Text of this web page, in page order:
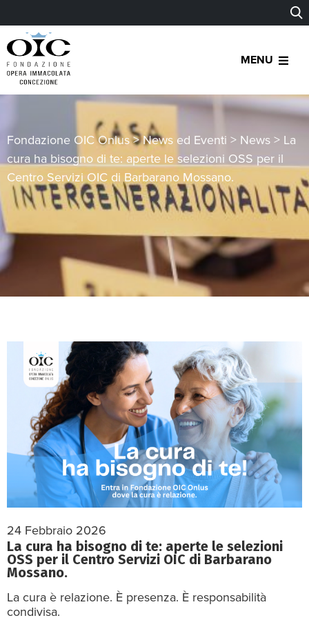
MENU
Fondazione OIC Onlus>News ed Eventi > News > La
cura ha bisogno di te: aperte le selezioni OSS per il
Centro Servizi OIC di Barbarano Mossano.
24 Febbraio 2026
La cura ha bisogno di te: aperte le selezioni
OSS per il Centro Servizi OIC di Barbarano
Mossano.
La cura è relazione. È presenza. È responsabilità
condivisa.